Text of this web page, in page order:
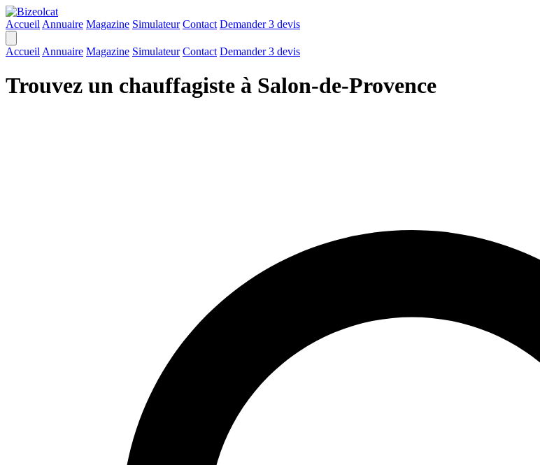
Accueil Annuaire Magazine Simulateur Contact Demander 3 devis
Accueil Annuaire Magazine Simulateur Contact Demander 3 devis
Trouvez un chauffagiste à Salon-de-Provence